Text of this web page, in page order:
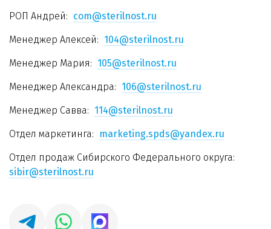
РОП Андрей: com@sterilnost.ru
Менеджер Алексей: 104@sterilnost.ru
Менеджер Мария: 105@sterilnost.ru
Менеджер Александра: 106@sterilnost.ru
Менеджер Савва: 114@sterilnost.ru
Отдел маркетинга: marketing.spds@yandex.ru
Отдел продаж Сибирского Федерального округа:
sibir@sterilnost.ru